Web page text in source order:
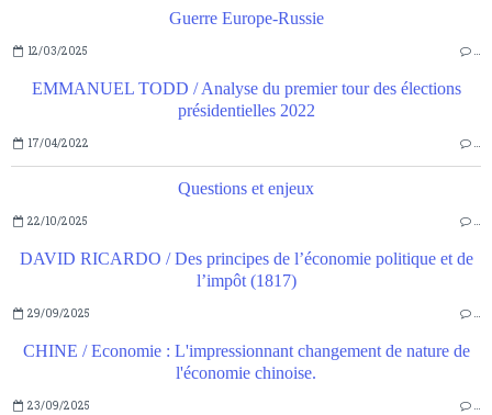
Guerre Europe-Russie
12/03/2025 …
EMMANUEL TODD / Analyse du premier tour des élections
présidentielles 2022
17/04/2022 …
Questions et enjeux
22/10/2025 …
DAVID RICARDO / Des principes de l’économie politique et de
l’impôt (1817)
29/09/2025 …
CHINE / Economie : L'impressionnant changement de nature de
l'économie chinoise.
23/09/2025 …